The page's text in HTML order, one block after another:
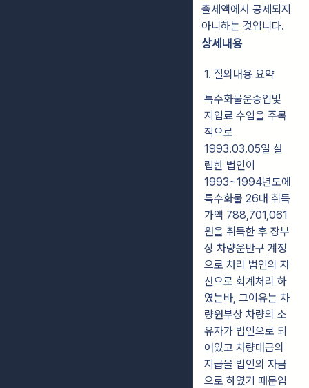
출세액에서 공제되지
아니하는 것입니다.
상세내용
1. 질의내용 요약
특수화물운송업및
지입료 수입을 주목
적으로
1993.03.05일 설
립한 법인이
1993~1994년도에
특수화물 26대 취득
가액 788,701,061
원을 취득한 후 장부
상 차량운반구 계정
으로 처리 법인의 자
산으로 회계처리 하
였는바, 그이유는 차
량원부상 차량의 소
유자가 법인으로 되
어있고 차량대금의
지급을 법인의 자금
으로 하였기 때문입